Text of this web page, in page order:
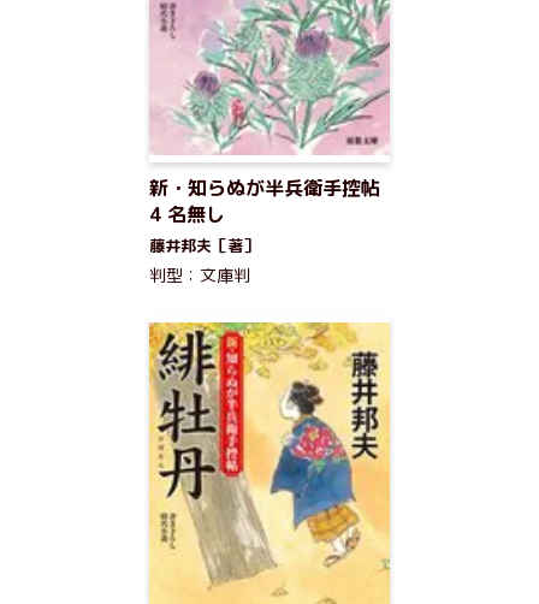
新・知らぬが半兵衛手控帖
4 名無し
藤井邦夫［著］
判型：文庫判